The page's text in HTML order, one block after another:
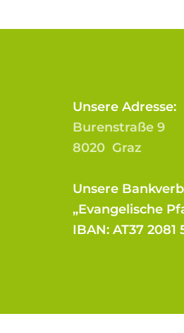
Unsere Adresse:
Burenstraße 9
8020 Graz
Unsere
„Evangelische
IBAN: AT37